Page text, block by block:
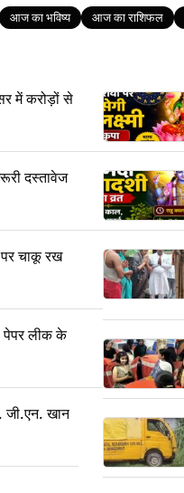
आज का भविष्य आज का राशिफल
में करोड़ों से
दस्तावेज
चाकू रख
पेपर लीक के
जी.एन. खान